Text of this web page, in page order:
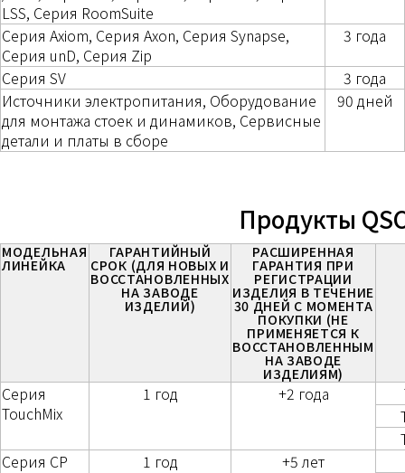
LSS, Серия RoomSuite
Серия Axiom, Серия Axon, Серия Synapse,
Серия unD, Серия Zip
3 года
Серия SV
3 года
Источники электропитания, Оборудование
для монтажа стоек и динамиков, Сервисные
детали и платы в сборе
90 дней
Продукты
МОДЕЛЬНАЯ
ЛИНЕЙКА
ГАРАНТИЙНЫЙ
СРОК (ДЛЯ НОВЫХ И
ВОССТАНОВЛЕННЫХ
НА ЗАВОДЕ
ИЗДЕЛИЙ)
РАСШИРЕННАЯ
ГАРАНТИЯ ПРИ
РЕГИСТРАЦИИ
ИЗДЕЛИЯ В ТЕЧЕНИЕ
30 ДНЕЙ С МОМЕНТА
ПОКУПКИ (НЕ
ПРИМЕНЯЕТСЯ К
ВОССТАНОВЛЕННЫМ
НА ЗАВОДЕ
ИЗДЕЛИЯМ)
Серия
TouchMix
1 год +2 года
Серия CP
1 год +5 лет